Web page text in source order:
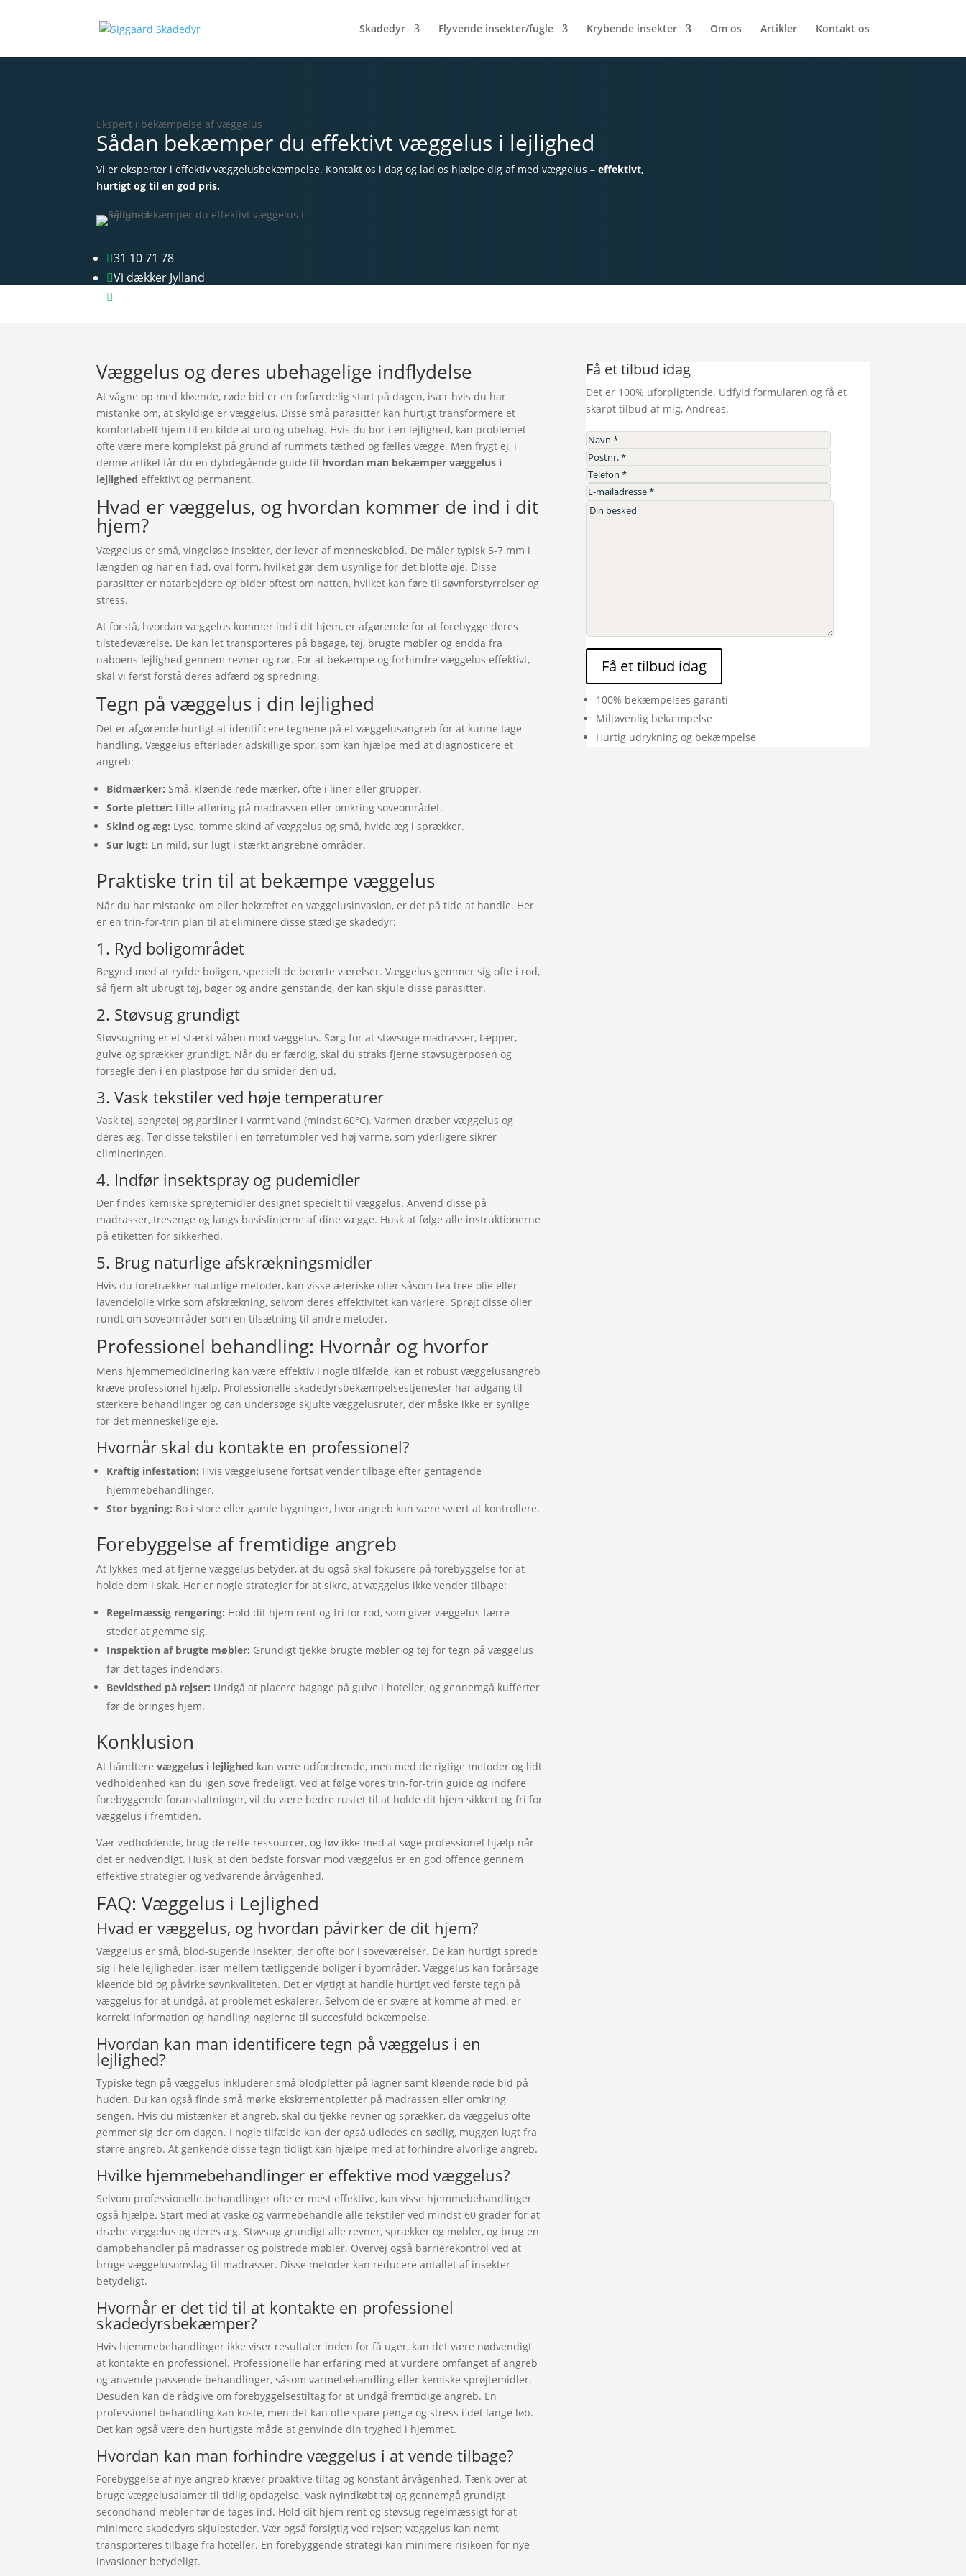
Skadedyr Flyvende insekter/fugle Krybende insekter Om os Artikler Kontakt os
Ekspert i bekæmpelse af væggelus
Sådan bekæmper du effektivt væggelus i lejlighed
Vi er eksperter i effektiv væggelusbekæmpelse. Kontakt os i dag og lad os hjælpe dig af med væggelus –effektivt,
hurtigt og til en god pris.
31 10 71 78
Vi dækker Jylland

Væggelus og deres ubehagelige indflydelse
At vågne op med kløende, røde bid er en forfærdelig start på dagen, især hvis du har
mistanke om, at skyldige er væggelus. Disse små parasitter kan hurtigt transformere et
komfortabelt hjem til en kilde af uro og ubehag. Hvis du bor i en lejlighed, kan problemet
ofte være mere komplekst på grund af rummets tæthed og fælles vægge. Men frygt ej, i
denne artikel får du en dybdegående guide til hvordan man bekæmper væggelus i
lejlighed effektivt og permanent.
Hvad er væggelus, og hvordan kommer de ind i dit
hjem?
Væggelus er små, vingeløse insekter, der lever af menneskeblod. De måler typisk 5-7 mm i
længden og har en flad, oval form, hvilket gør dem usynlige for det blotte øje. Disse
parasitter er natarbejdere og bider oftest om natten, hvilket kan føre til søvnforstyrrelser og
stress.
At forstå, hvordan væggelus kommer ind i dit hjem, er afgørende for at forebygge deres
tilstedeværelse. De kan let transporteres på bagage, tøj, brugte møbler og endda fra
naboens lejlighed gennem revner og rør. For at bekæmpe og forhindre væggelus effektivt,
skal vi først forstå deres adfærd og spredning.
Tegn på væggelus i din lejlighed
Det er afgørende hurtigt at identificere tegnene på et væggelusangreb for at kunne tage
handling. Væggelus efterlader adskillige spor, som kan hjælpe med at diagnosticere et
angreb:
Bidmærker: Små, kløende røde mærker, ofte i liner eller grupper.
Sorte pletter: Lille afføring på madrassen eller omkring soveområdet.
Skind og æg: Lyse, tomme skind af væggelus og små, hvide æg i sprækker.
Sur lugt: En mild, sur lugt i stærkt angrebne områder.
Praktiske trin til at bekæmpe væggelus
Når du har mistanke om eller bekræftet en væggelusinvasion, er det på tide at handle. Her
er en trin-for-trin plan til at eliminere disse stædige skadedyr:
1. Ryd boligområdet
Begynd med at rydde boligen, specielt de berørte værelser. Væggelus gemmer sig ofte i rod,
så fjern alt ubrugt tøj, bøger og andre genstande, der kan skjule disse parasitter.
2. Støvsug grundigt
Støvsugning er et stærkt våben mod væggelus. Sørg for at støvsuge madrasser, tæpper,
gulve og sprækker grundigt. Når du er færdig, skal du straks fjerne støvsugerposen og
forsegle den i en plastpose før du smider den ud.
3. Vask tekstiler ved høje temperaturer
Vask tøj, sengetøj og gardiner i varmt vand (mindst 60°C). Varmen dræber væggelus og
deres æg. Tør disse tekstiler i en tørretumbler ved høj varme, som yderligere sikrer
elimineringen.
4. Indfør insektspray og pudemidler
Der findes kemiske sprøjtemidler designet specielt til væggelus. Anvend disse på
madrasser, tresenge og langs basislinjerne af dine vægge. Husk at følge alle instruktionerne
på etiketten for sikkerhed.
5. Brug naturlige afskrækningsmidler
Hvis du foretrækker naturlige metoder, kan visse æteriske olier såsom tea tree olie eller
lavendelolie virke som afskrækning, selvom deres effektivitet kan variere. Sprøjt disse olier
rundt om soveområder som en tilsætning til andre metoder.
Professionel behandling: Hvornår og hvorfor
Mens hjemmemedicinering kan være effektiv i nogle tilfælde, kan et robust væggelusangreb
kræve professionel hjælp. Professionelle skadedyrsbekæmpelsestjenester har adgang til
stærkere behandlinger og can undersøge skjulte væggelusruter, der måske ikke er synlige
for det menneskelige øje.
Hvornår skal du kontakte en professionel?
Kraftig infestation: Hvis væggelusene fortsat vender tilbage efter gentagende
hjemmebehandlinger.
Stor bygning: Bo i store eller gamle bygninger, hvor angreb kan være svært at kontrollere.
Forebyggelse af fremtidige angreb
At lykkes med at fjerne væggelus betyder, at du også skal fokusere på forebyggelse for at
holde dem i skak. Her er nogle strategier for at sikre, at væggelus ikke vender tilbage:
Regelmæssig rengøring: Hold dit hjem rent og fri for rod, som giver væggelus færre
steder at gemme sig.
Inspektion af brugte møbler: Grundigt tjekke brugte møbler og tøj for tegn på væggelus
før det tages indendørs.
Bevidsthed på rejser: Undgå at placere bagage på gulve i hoteller, og gennemgå kufferter
før de bringes hjem.
Konklusion
At håndterevæggelus i lejlighed kan være udfordrende, men med de rigtige metoder og lidt
vedholdenhed kan du igen sove fredeligt. Ved at følge vores trin-for-trin guide og indføre
forebyggende foranstaltninger, vil du være bedre rustet til at holde dit hjem sikkert og fri for
væggelus i fremtiden.
Vær vedholdende, brug de rette ressourcer, og tøv ikke med at søge professionel hjælp når
det er nødvendigt. Husk, at den bedste forsvar mod væggelus er en god offence gennem
effektive strategier og vedvarende årvågenhed.
FAQ: Væggelus i Lejlighed
Hvad er væggelus, og hvordan påvirker de dit hjem?
Væggelus er små, blod-sugende insekter, der ofte bor i soveværelser. De kan hurtigt sprede
sig i hele lejligheder, især mellem tætliggende boliger i byområder. Væggelus kan forårsage
kløende bid og påvirke søvnkvaliteten. Det er vigtigt at handle hurtigt ved første tegn på
væggelus for at undgå, at problemet eskalerer. Selvom de er svære at komme af med, er
korrekt information og handling nøglerne til succesfuld bekæmpelse.
Hvordan kan man identificere tegn på væggelus i en
lejlighed?
Typiske tegn på væggelus inkluderer små blodpletter på lagner samt kløende røde bid på
huden. Du kan også finde små mørke ekskrementpletter på madrassen eller omkring
sengen. Hvis du mistænker et angreb, skal du tjekke revner og sprækker, da væggelus ofte
gemmer sig der om dagen. I nogle tilfælde kan der også udledes en sødlig, muggen lugt fra
større angreb. At genkende disse tegn tidligt kan hjælpe med at forhindre alvorlige angreb.
Hvilke hjemmebehandlinger er effektive mod væggelus?
Selvom professionelle behandlinger ofte er mest effektive, kan visse hjemmebehandlinger
også hjælpe. Start med at vaske og varmebehandle alle tekstiler ved mindst 60 grader for at
dræbe væggelus og deres æg. Støvsug grundigt alle revner, sprækker og møbler, og brug en
dampbehandler på madrasser og polstrede møbler. Overvej også barrierekontrol ved at
bruge væggelusomslag til madrasser. Disse metoder kan reducere antallet af insekter
betydeligt.
Hvornår er det tid til at kontakte en professionel
skadedyrsbekæmper?
Hvis hjemmebehandlinger ikke viser resultater inden for få uger, kan det være nødvendigt
at kontakte en professionel. Professionelle har erfaring med at vurdere omfanget af angreb
og anvende passende behandlinger, såsom varmebehandling eller kemiske sprøjtemidler.
Desuden kan de rådgive om forebyggelsestiltag for at undgå fremtidige angreb. En
professionel behandling kan koste, men det kan ofte spare penge og stress i det lange løb.
Det kan også være den hurtigste måde at genvinde din tryghed i hjemmet.
Hvordan kan man forhindre væggelus i at vende tilbage?
Forebyggelse af nye angreb kræver proaktive tiltag og konstant årvågenhed. Tænk over at
bruge væggelusalamer til tidlig opdagelse. Vask nyindkøbt tøj og gennemgå grundigt
secondhand møbler før de tages ind. Hold dit hjem rent og støvsug regelmæssigt for at
minimere skadedyrs skjulesteder. Vær også forsigtig ved rejser; væggelus kan nemt
transporteres tilbage fra hoteller. En forebyggende strategi kan minimere risikoen for nye
invasioner betydeligt.
Få et tilbud idag
Det er 100% uforpligtende. Udfyld formularen og få et
skarpt tilbud af mig, Andreas.
Få et tilbud idag
100% bekæmpelses garanti
Miljøvenlig bekæmpelse
Hurtig udrykning og bekæmpelse